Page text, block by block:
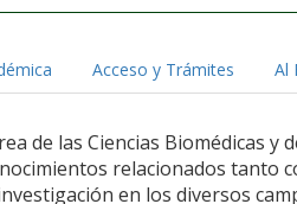
Acceso y Trámites Al
de las Ciencias Biomédicas y
relacionados tanto
en los diversos